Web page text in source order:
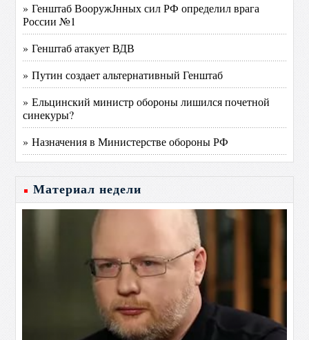
» Генштаб ВооружЈнных сил РФ определил врага
России №1
» Генштаб атакует ВДВ
» Путин создает альтернативный Генштаб
» Ельцинский министр обороны лишился почетной
синекуры?
» Назначения в Министерстве обороны РФ
Материал недели